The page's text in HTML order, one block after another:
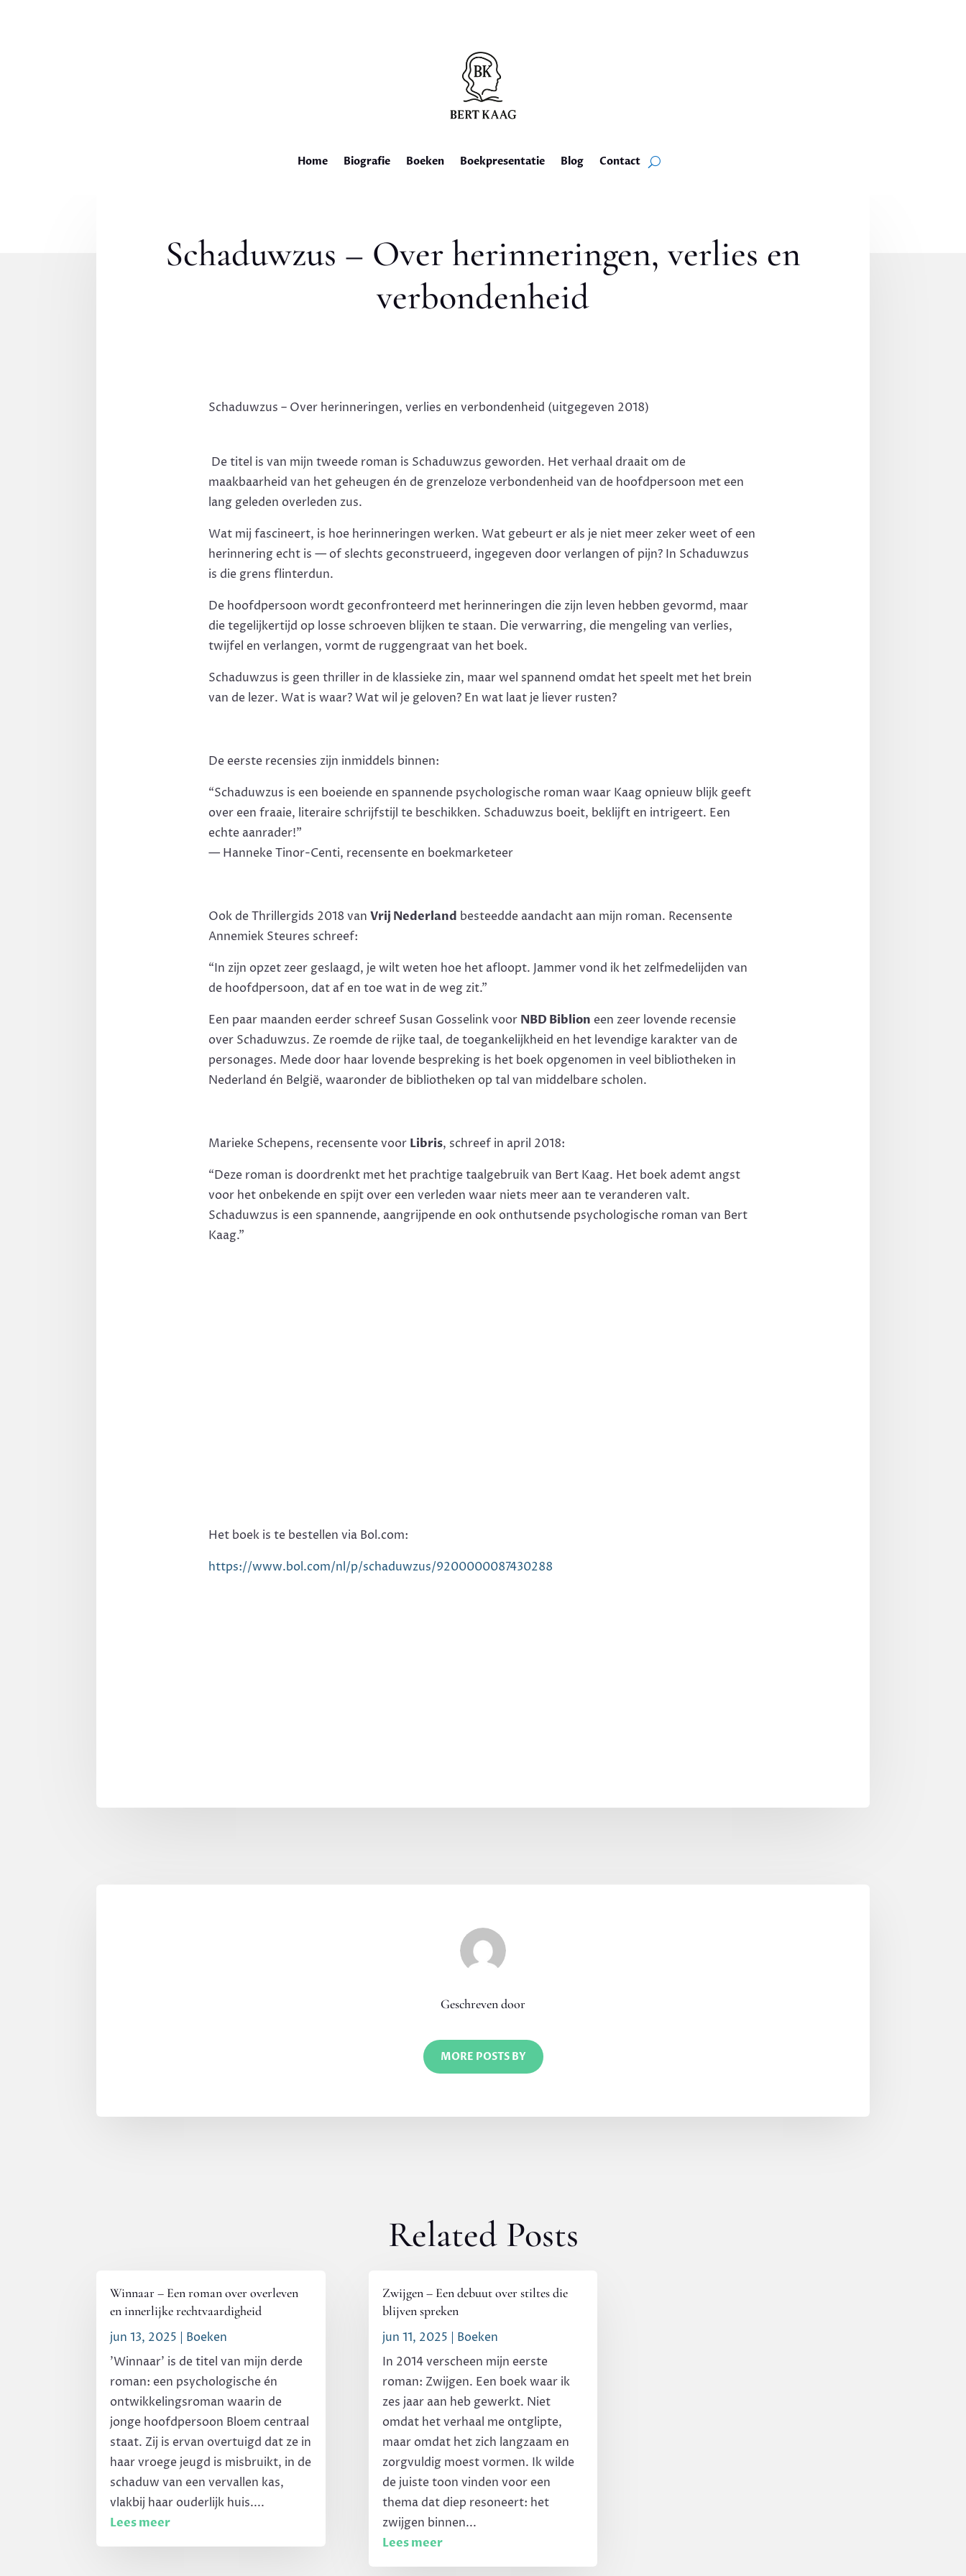
Home Biografie Boeken Boekpresentatie Blog Contact
Schaduwzus – Over herinneringen, verlies en
verbondenheid
Schaduwzus – Over herinneringen, verlies en verbondenheid (uitgegeven 2018)
De titel is van mijn tweede roman is Schaduwzus geworden. Het verhaal draait om de
maakbaarheid van het geheugen én de grenzeloze verbondenheid van de hoofdpersoon met een
lang geleden overleden zus.
Wat mij fascineert, is hoe herinneringen werken. Wat gebeurt er als je niet meer zeker weet of een
herinnering echt is — of slechts geconstrueerd, ingegeven door verlangen of pijn? In Schaduwzus
is die grens flinterdun.
De hoofdpersoon wordt geconfronteerd met herinneringen die zijn leven hebben gevormd, maar
die tegelijkertijd op losse schroeven blijken te staan. Die verwarring, die mengeling van verlies,
twijfel en verlangen, vormt de ruggengraat van het boek.
Schaduwzus is geen thriller in de klassieke zin, maar wel spannend omdat het speelt met het brein
van de lezer. Wat is waar? Wat wil je geloven? En wat laat je liever rusten?
De eerste recensies zijn inmiddels binnen:
“Schaduwzus is een boeiende en spannende psychologische roman waar Kaag opnieuw blijk geeft
over een fraaie, literaire schrijfstijl te beschikken. Schaduwzus boeit, beklijft en intrigeert. Een
echte aanrader!”
— Hanneke Tinor-Centi, recensente en boekmarketeer
Ook de Thrillergids 2018 van Vrij Nederland besteedde aandacht aan mijn roman. Recensente
Annemiek Steures schreef:
“In zijn opzet zeer geslaagd, je wilt weten hoe het afloopt. Jammer vond ik het zelfmedelijden van
de hoofdpersoon, dat af en toe wat in de weg zit.”
Een paar maanden eerder schreef Susan Gosselink voor NBD Biblion een zeer lovende recensie
over Schaduwzus. Ze roemde de rijke taal, de toegankelijkheid en het levendige karakter van de
personages. Mede door haar lovende bespreking is het boek opgenomen in veel bibliotheken in
Nederland én België, waaronder de bibliotheken op tal van middelbare scholen.
Marieke Schepens, recensente voor Libris, schreef in april 2018:
“Deze roman is doordrenkt met het prachtige taalgebruik van Bert Kaag. Het boek ademt angst
voor het onbekende en spijt over een verleden waar niets meer aan te veranderen valt.
Schaduwzus is een spannende, aangrijpende en ook onthutsende psychologische roman van Bert
Kaag.”
Het boek is te bestellen via Bol.com:
https://www.bol.com/nl/p/schaduwzus/9200000087430288
Geschreven door
MORE POSTS BY
Related Posts
Winnaar – Een roman over overleven
en innerlijke rechtvaardigheid
jun 13, 2025
Boeken
'Winnaar' is de titel van mijn derde
roman: een psychologische én
ontwikkelingsroman waarin de
jonge hoofdpersoon Bloem centraal
staat. Zij is ervan overtuigd dat ze in
haar vroege jeugd is misbruikt, in de
schaduw van een vervallen kas,
vlakbij haar ouderlijk huis....
Lees meer
Zwijgen – Een debuut over stiltes die
blijven spreken
jun 11, 2025
Boeken
In 2014 verscheen mijn eerste
roman: Zwijgen. Een boek waar ik
zes jaar aan heb gewerkt. Niet
omdat het verhaal me ontglipte,
maar omdat het zich langzaam en
zorgvuldig moest vormen. Ik wilde
de juiste toon vinden voor een
thema dat diep resoneert: het
zwijgen binnen...
Lees meer